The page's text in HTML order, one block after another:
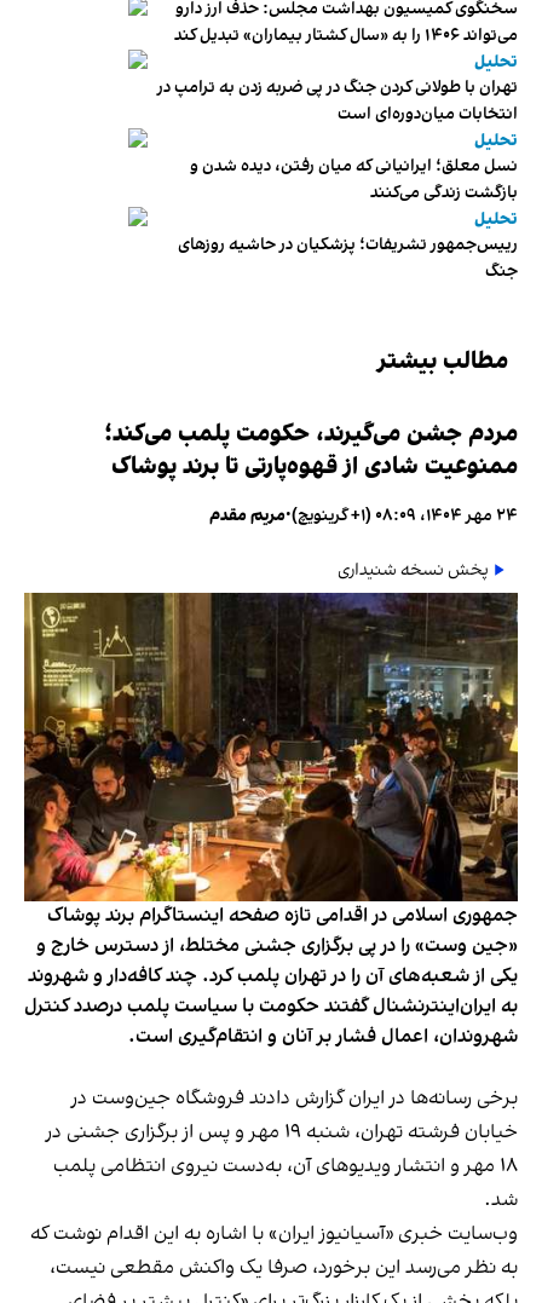
سخنگوی کمیسیون بهداشت مجلس: حذف ارز دارو
می‌تواند ۱۴۰۶ را به «سال کشتار بیماران» تبدیل کند
تحلیل
تهران با طولانی کردن جنگ در پی ضربه زدن به ترامپ در
انتخابات میان‌دوره‌ای است
تحلیل
نسل معلق؛ ایرانیانی که میان رفتن، دیده شدن و
بازگشت زندگی می‌کنند
تحلیل
رییس‌جمهور تشریفات؛ پزشکیان در حاشیه روزهای
جنگ
مطالب بیشتر
مردم جشن می‌گیرند، حکومت پلمب می‌کند؛
ممنوعیت شادی از قهوه‌پارتی تا برند پوشاک
۲۴ مهر ۱۴۰۴، ۰۸:۰۹ (‎+۱ گرینویچ) •مریم مقدم
پخش نسخه شنیداری
جمهوری اسلامی در اقدامی تازه صفحه اینستاگرام برند پوشاک
«جین وست» را در پی برگزاری جشنی مختلط، از دسترس خارج و
یکی از شعبه‌های آن را در تهران پلمب کرد. چند کافه‌‌دار و شهروند
به ایران‌اینترنشنال گفتند حکومت با سیاست پلمب درصدد کنترل
شهروندان، اعمال فشار بر آنان و انتقام‌گیری است.
برخی رسانه‌ها در ایران گزارش دادند فروشگاه جین‌وست در
خیابان فرشته تهران، شنبه ۱۹ مهر و پس از برگزاری جشنی در
۱۸ مهر و انتشار ویدیوهای آن، به‌دست نیروی انتظامی پلمب
شد.
وب‌سایت خبری «آسیانیوز ایران» با اشاره به این اقدام نوشت که
به نظر می‌رسد این برخورد، صرفا یک واکنش مقطعی نیست،